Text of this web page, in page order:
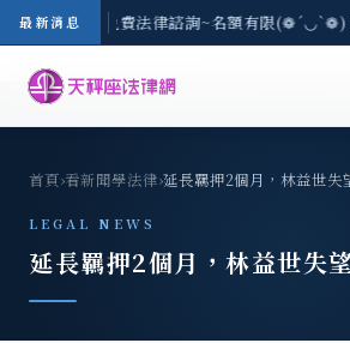
最新消息
3(一) 現場免費法律諮詢~名額有限(❁´◡`❁)
首頁›看新聞學法律›延長羈押2個月，林益世失
LEGAL NEWS
延長羈押2個月，林益世失